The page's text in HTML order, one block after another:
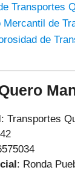
Transportes
de
de
: Transportes
: Ronda